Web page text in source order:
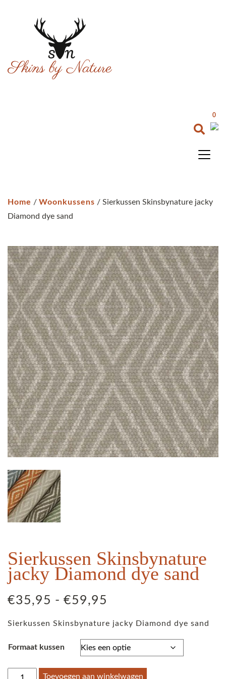
0
Home / Woonkussens / Sierkussen Skinsbynature jacky
Diamond dye sand
Sierkussen Skinsbynature
jacky Diamond dye sand
€35,95 - €59,95
tot
€59,95
Sierkussen Skinsbynature jacky Diamond dye sand
Formaat kussen
SierkussenToevoegen aan winkelwagen